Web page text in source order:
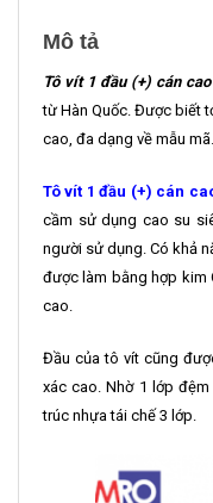
Mô tả
Tô vít 1 đầu (+) cán
từ Hàn Quốc. Được biết
cao, đa dạng về mẫu mã.
Tô vít 1 đầu (+) cán
cầm sử dụng cao su
người sử dụng. Có khả
được làm bằng hợp kim
cao.
Đầu của tô vít cũng
xác cao. Nhờ 1 lớp
trúc nhựa tái chế 3 lớp.